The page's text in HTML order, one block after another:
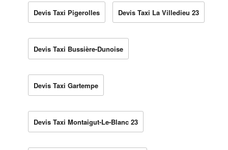
Devis Taxi Pigerolles Devis Taxi La Villedieu 23
Devis Taxi Bussière-Dunoise
Devis Taxi Gartempe
Devis Taxi Montaigut-Le-Blanc 23